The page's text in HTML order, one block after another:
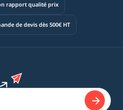
rapport qualité prix
de devis dès 500€ HT